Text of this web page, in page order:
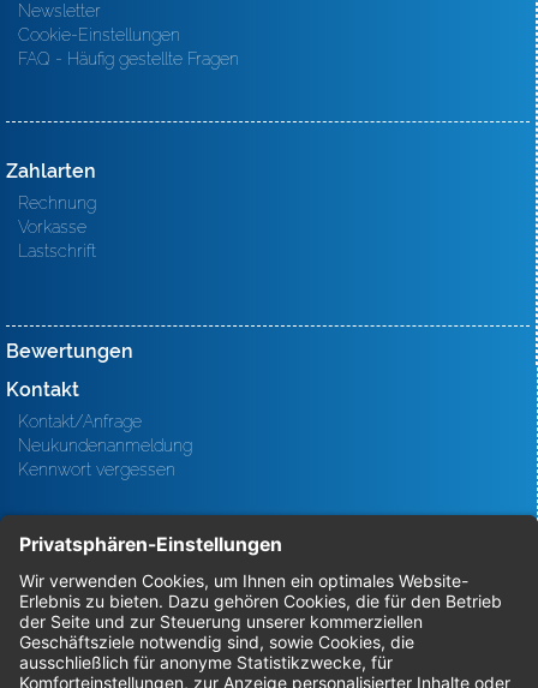
Newsletter
Cookie-Einstellungen
FAQ - Häufig gestellte Fragen
Zahlarten
Rechnung
Vorkasse
Lastschrift
Bewertungen
Kontakt
Kontakt/Anfrage
Neukundenanmeldung
Kennwort vergessen
Bestellungen
Sendung verfolgen